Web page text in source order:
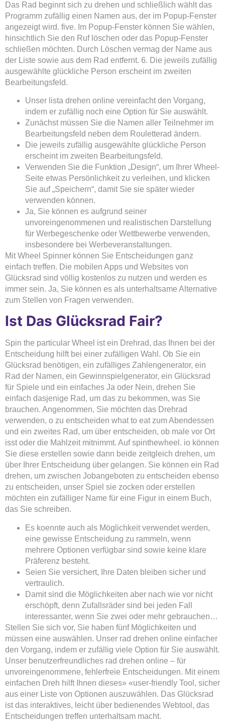
Das Rad beginnt sich zu drehen und schließlich wählt das
Programm zufällig einen Namen aus, der im Popup-Fenster
angezeigt wird. five. Im Popup-Fenster können Sie wählen,
hinsichtlich Sie den Ruf löschen oder das Popup-Fenster
schließen möchten. Durch Löschen vermag der Name aus
der Liste sowie aus dem Rad entfernt. 6. Die jeweils zufällig
ausgewählte glückliche Person erscheint im zweiten
Bearbeitungsfeld.
Unser lista drehen online vereinfacht den Vorgang,
indem er zufällig noch eine Option für Sie auswählt.
Zunächst müssen Sie die Namen aller Teilnehmer im
Bearbeitungsfeld neben dem Rouletterad ändern.
Die jeweils zufällig ausgewählte glückliche Person
erscheint im zweiten Bearbeitungsfeld.
Verwenden Sie die Funktion „Design“, um Ihrer Wheel-
Seite etwas Persönlichkeit zu verleihen, und klicken
Sie auf „Speichern“, damit Sie sie später wieder
verwenden können.
Ja, Sie können es aufgrund seiner
unvoreingenommenen und realistischen Darstellung
für Werbegeschenke oder Wettbewerbe verwenden,
insbesondere bei Werbeveranstaltungen.
Mit Wheel Spinner können Sie Entscheidungen ganz
einfach treffen. Die mobilen Apps und Websites von
Glücksrad sind völlig kostenlos zu nutzen und werden es
immer sein. Ja, Sie können es als unterhaltsame Alternative
zum Stellen von Fragen verwenden.
Ist Das Glücksrad Fair?
Spin the particular Wheel ist ein Drehrad, das Ihnen bei der
Entscheidung hilft bei einer zufälligen Wahl. Ob Sie ein
Glücksrad benötigen, ein zufälliges Zahlengenerator, ein
Rad der Namen, ein Gewinnspielgenerator, ein Glücksrad
für Spiele und ein einfaches Ja oder Nein, drehen Sie
einfach dasjenige Rad, um das zu bekommen, was Sie
brauchen. Angenommen, Sie möchten das Drehrad
verwenden, o zu entscheiden what to eat zum Abendessen
und ein zweites Rad, um über entscheiden, ob male vor Ort
isst oder die Mahlzeit mitnimmt. Auf spinthewheel. io können
Sie diese erstellen sowie dann beide zeitgleich drehen, um
über Ihrer Entscheidung über gelangen. Sie können ein Rad
drehen, um zwischen Jobangeboten zu entscheiden ebenso
zu entscheiden, unser Spiel sie zocken oder erstellen
möchten ein zufälliger Name für eine Figur in einem Buch,
das Sie schreiben.
Es koennte auch als Möglichkeit verwendet werden,
eine gewisse Entscheidung zu rammeln, wenn
mehrere Optionen verfügbar sind sowie keine klare
Präferenz besteht.
Seien Sie versichert, Ihre Daten bleiben sicher und
vertraulich.
Damit sind die Möglichkeiten aber nach wie vor nicht
erschöpft, denn Zufallsräder sind bei jeden Fall
interessanter, wenn Sie zwei oder mehr gebrauchen…
Stellen Sie sich vor, Sie haben fünf Möglichkeiten und
müssen eine auswählen. Unser rad drehen online einfacher
den Vorgang, indem er zufällig viele Option für Sie auswählt.
Unser benutzerfreundliches rad drehen online – für
unvoreingenommene, fehlerfreie Entscheidungen. Mit einem
einfachen Dreh hilft Ihnen dieses» «user-friendly Tool, sicher
aus einer Liste von Optionen auszuwählen. Das Glücksrad
ist das interaktives, leicht über bedienendes Webtool, das
Entscheidungen treffen unterhaltsam macht.